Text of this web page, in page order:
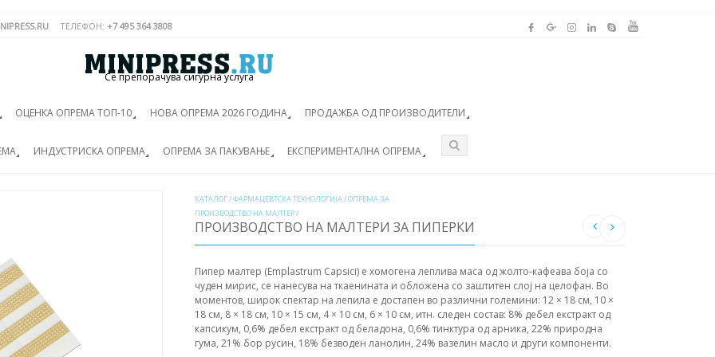
ТЕЛЕФОН: +7 495 364 3808
Се препорачува сигурна услуга
ОЦЕНКА ОПРЕМА ТОП-10 НОВА ОПРЕМА 2026 ГОДИНА ПРОДАЖБА ОД ПРОИЗВОДИТЕЛИ
ИНДУСТРИСКА ОПРЕМА ОПРЕМА ЗА ПАКУВАЊЕ ЕКСПЕРИМЕНТАЛНА ОПРЕМА
КАТАЛОГ/ФАРМАЦЕВТСКА ТЕХНОЛОГИЈА/ОПРЕМА ЗА
ПРОИЗВОДСТВО НА МАЛТЕР/
ПРОИЗВОДСТВО НА МАЛТЕРИ ЗА ПИПЕРКИ
Пипер малтер (Emplastrum Capsici) е хомогена леплива маса од жолто-кафеава боја со
чуден мирис, се нанесува на ткаенината и обложена со заштитен слој на целофан. Во
моментов, широк спектар на лепила е достапен во различни големини: 12 × 18 см, 10 ×
18 см, 8 × 18 см, 10 × 15 см, 4 × 10 см, 6 × 10 см, итн. следен состав: 8% дебел екстракт од
капсикум, 0,6% дебел екстракт од беладона, 0,6% тинктура од арника, 22% природна
гума, 21% бор русин, 18% безводен ланолин, 24% вазелин масло и други компоненти.